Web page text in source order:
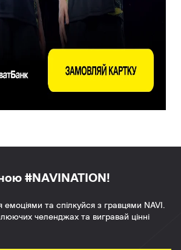
#NAVINATION!
емоціями та спілкуйся з гравцями NAVI.
челенджах та вигравай цінні